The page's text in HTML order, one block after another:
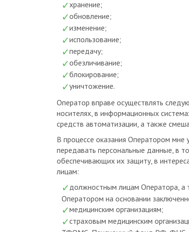
обновление;
изменение;
использование;
передачу;
обезличивание;
блокирование;
уничтожение.
Оператор вправе осуществлять
носителях, в информационных
средств автоматизации, а также
В процессе оказания Оператором мне
передавать персональные данные, в
обеспечивающих их защиту, в
лицам:
должностным лицам Оператора, а
Оператором на основании
медицинским организациям;
страховым медицинским
ТФОМС, Пенсионный фонд РФ, ФНС,